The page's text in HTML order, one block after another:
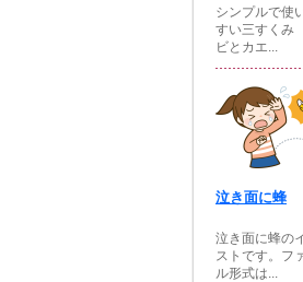
シンプルで使
すい三すく
ビとカエ...
泣き面に蜂
泣き面に蜂の
ストです。フ
ル形式は...